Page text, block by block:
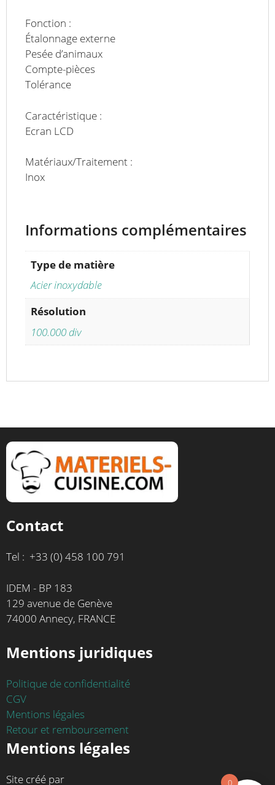
Fonction :
Étalonnage externe
Pesée d’animaux
Compte-pièces
Tolérance
Caractéristique :
Ecran LCD
Matériaux/Traitement :
Inox
Informations complémentaires
Type de matière
Acier inoxydable
Résolution
100.000 div
Contact
Tel : +33 (0) 458 100 791
IDEM - BP 183
129 avenue de Genève
74000 Annecy, FRANCE
Mentions juridiques
Politique de confidentialité
CGV
Mentions légales
Retour et remboursement
Mentions légales
Site créé par 0